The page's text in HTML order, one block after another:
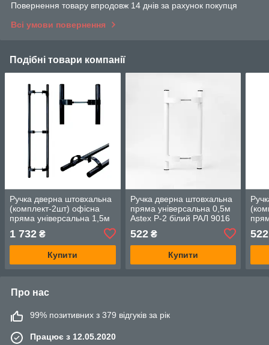
Повернення товару впродовж 14 днів за рахунок покупця
Всі умови повернення
Подібні товари компанії
Ручка дверна штовхальна
(комплект-2шт) офісна
пряма універсальна 1,5м
Astex Р-2 антрацит (РАЛ
7016)
1 732 ₴
Купити
Ручка дверна штовхальна
пряма універсальна 0,5м
Astex Р-2 білий РАЛ 9016
522₴
Купити
522
Про нас
99% позитивних з 379 відгуків за рік
Працює з 12.05.2020